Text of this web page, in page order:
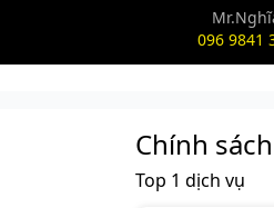
096 9841
Chính
Top 1 dịch vụ